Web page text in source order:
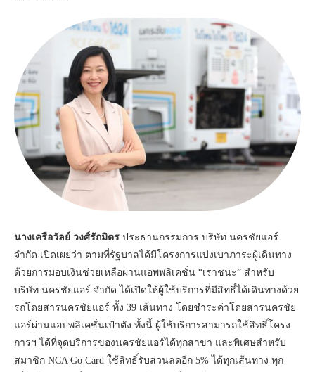
นางเครือวัลย์ วงศ์รักมิตร ประธานกรรมการ บริษัท นครชัยแอร์
จำกัด เปิดเผยว่า ตามที่รัฐบาลได้มีโครงการแบ่งเบาภาระผู้เดินทาง
ด้วยการมอบเงินช่วยเหลือผ่านแอพพลิเคชั่น “เราชนะ” สำหรับ
บริษัท นครชัยแอร์ จำกัด ได้เปิดให้ผู้ใช้บริการที่มีสิทธิ์ได้เดินทางด้วย
รถโดยสารนครชัยแอร์ ทั้ง 39 เส้นทาง โดยชำระค่าโดยสารนครชัย
แอร์ผ่านแอปพลิเคชั่นเป๋าตัง ทั้งนี้ ผู้ใช้บริการสามารถใช้สิทธิ์โครง
การฯ ได้ที่จุดบริการของนครชัยแอร์ได้ทุกสาขา และพิเศษสำหรับ
สมาชิก NCA Go Card ใช้สิทธิ์รับส่วนลดอีก 5% ได้ทุกเส้นทาง ทุก